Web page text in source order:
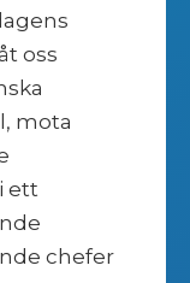
oss
mota
ett
chefer